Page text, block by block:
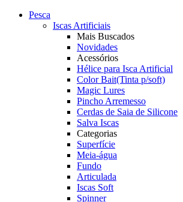
Pesca
Iscas Artificiais
Mais Buscados
Novidades
Acessórios
Hélice para Isca Artificial
Color Bait(Tinta p/soft)
Magic Lures
Pincho Arremesso
Cerdas de Saia de Silicone
Salva Iscas
Categorias
Superfície
Meia-água
Fundo
Articulada
Iscas Soft
Spinner